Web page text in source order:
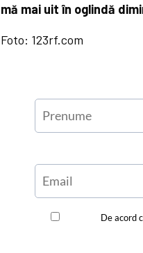
mă mai uit în oglindă
Foto: 123rf.com